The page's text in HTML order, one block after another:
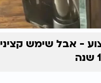
- אבל שימש קציני